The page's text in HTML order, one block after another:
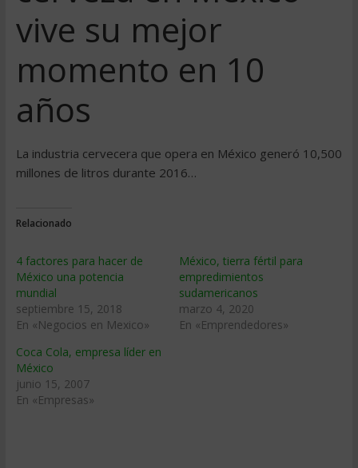
vive su mejor
momento en 10
años
La industria cervecera que opera en México generó 10,500
millones de litros durante 2016…
Relacionado
4 factores para hacer de
México una potencia
mundial
septiembre 15, 2018
En «Negocios en Mexico»
México, tierra fértil para
empredimientos
sudamericanos
marzo 4, 2020
En «Emprendedores»
Coca Cola, empresa lí­der en
México
junio 15, 2007
En «Empresas»